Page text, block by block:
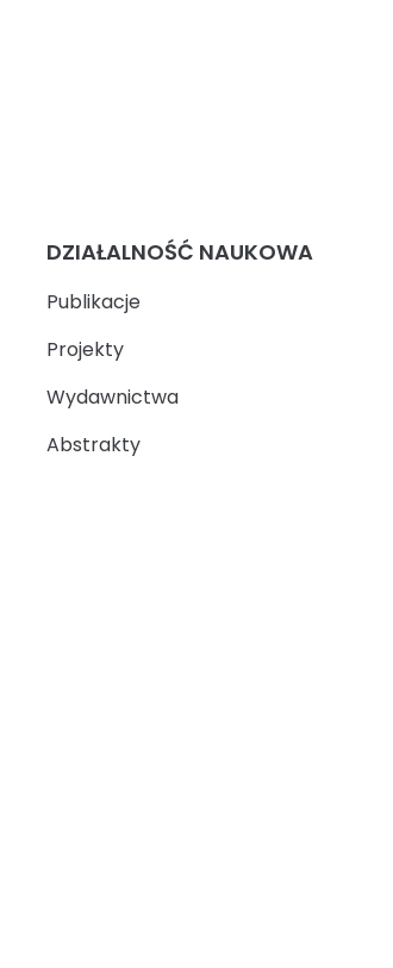
DZIAŁALNOŚĆ NAUKOWA
Publikacje
Projekty
Wydawnictwa
Abstrakty